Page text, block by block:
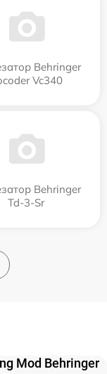
Behringer
Vc340
Behringer
Td-3-Sr
Mod Behringer